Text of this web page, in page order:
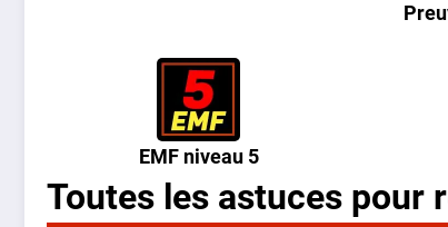
EMF niveau 5
Toutes les astuces pour